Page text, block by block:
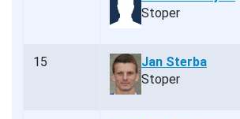
Stoper
15
Jan Sterba
Stoper